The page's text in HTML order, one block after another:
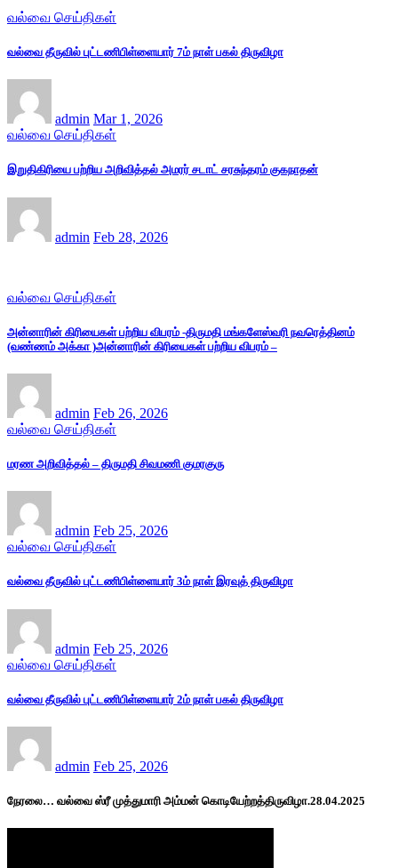
வல்வை செய்திகள்
வல்வை தீருவில் புட்டணிபிள்ளையார் 7ம் நாள் பகல் திருவிழா
admin Mar 1, 2026
வல்வை செய்திகள்
இறுதிகிரியை பற்றிய அறிவித்தல் அமரர் சடாட் சரசுந்தரம் குகநாதன்
admin Feb 28, 2026
வல்வை செய்திகள்
அன்னாரின் கிரியைகள் பற்றிய விபரம் -திருமதி மங்களேஸ்வரி நவரெத்தினம்
(வண்ணம் அக்கா )அன்னாரின் கிரியைகள் பற்றிய விபரம் –
admin Feb 26, 2026
வல்வை செய்திகள்
மரண அறிவித்தல் – திருமதி சிவமணி குமரகுரு
admin Feb 25, 2026
வல்வை செய்திகள்
வல்வை தீருவில் புட்டணிபிள்ளையார் 3ம் நாள் இரவுத் திருவிழா
admin Feb 25, 2026
வல்வை செய்திகள்
வல்வை தீருவில் புட்டணிபிள்ளையார் 2ம் நாள் பகல் திருவிழா
admin Feb 25, 2026
நேரலை… வல்வை ஸ்ரீ முத்துமாரி அம்மன் கொடியேற்றத்திருவிழா.28.04.2025